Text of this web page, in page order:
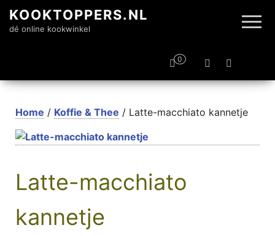
KOOKTOPPERS.NL
dé online kookwinkel
0
Home / Koffie & Thee / Latte-macchiato kannetje
Latte-macchiato
kannetje